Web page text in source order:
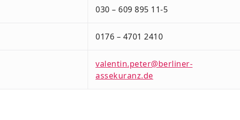
030 – 609 895 11-5
0176 – 4701 2410
valentin.peter@berliner-
assekuranz.de